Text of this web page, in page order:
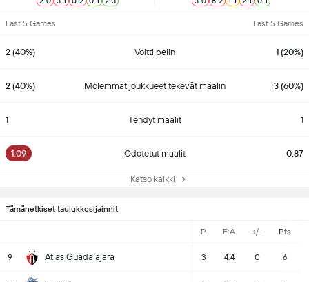
Last 5 Games Last 5 Games
2 (40%) Voitti pelin 1 (20%)
2 (40%) Molemmat joukkueet tekevät maalin 3 (60%)
1 Tehdyt maalit 1
1.09 Odotetut maalit 0.87
Katso kaikki
Tämänetkiset taulukkosijainnit
P F:A +/- Pts
9 Atlas Guadalajara 3 4:4 0 6